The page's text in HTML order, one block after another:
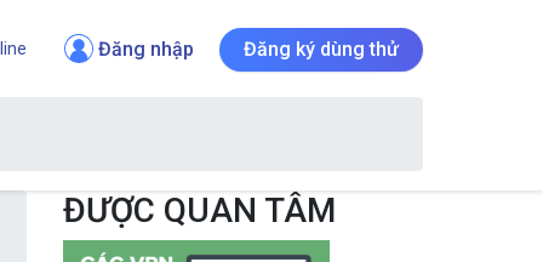
Đăng nhập Đăng ký dùng thử
ĐƯỢC QUAN TÂM